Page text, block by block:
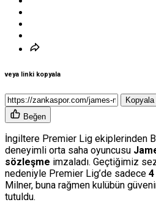
veya linki kopyala
Kopyala
Beğen
İngiltere Premier Lig ekiplerinden
deneyimli orta saha oyuncusu
sözleşme imzaladı. Geçtiğimiz
nedeniyle Premier Lig’de sadece
Milner, buna rağmen kulübün
tutuldu.